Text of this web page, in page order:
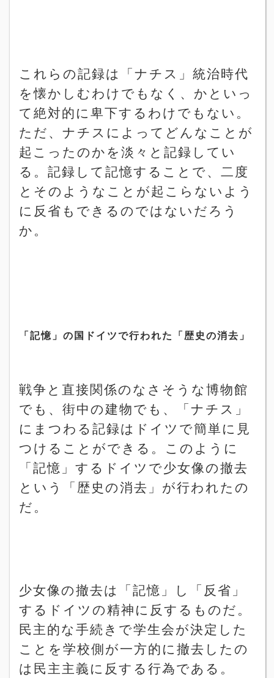
これらの記録は「ナチス」統治時代
を懐かしむわけでもなく、かといっ
て絶対的に卑下するわけでもない。
ただ、ナチスによってどんなことが
起こったのかを淡々と記録してい
る。記録して記憶することで、二度
とそのようなことが起こらないよう
に反省もできるのではないだろう
か。
「記憶」の国ドイツで行われた「歴史の消去」
戦争と直接関係のなさそうな博物館
でも、街中の建物でも、「ナチス」
にまつわる記録はドイツで簡単に見
つけることができる。このように
「記憶」するドイツで少女像の撤去
という「歴史の消去」が行われたの
だ。
少女像の撤去は「記憶」し「反省」
するドイツの精神に反するものだ。
民主的な手続きで学生会が決定した
ことを学校側が一方的に撤去したの
は民主主義に反する行為である。